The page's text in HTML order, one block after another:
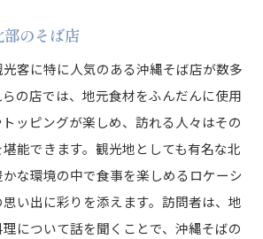
れた豚骨文化
プに合うトッピングとは
々が愛する理由
っと楽しむための地域別ガイド
のおすすめ店情報
教える通な楽しみ方
人向けのそばガイド
のそば店
客に特に人気のある沖縄そば店が数多
の店では、地元食材をふんだんに使用
ッピングが楽しめ、訪れる人々はその
能できます。観光地としても有名な北
な環境の中で食事を楽しめるロケーシ
い出に彩りを添えます。訪問者は、地
について話を聞くことで、沖縄そばの